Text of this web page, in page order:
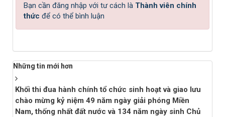
Bạn cần đăng nhập với tư cách là Thành viên chính
thức để có thể bình luận
Những tin mới hơn
Khối thi đua hành chính tổ chức sinh hoạt và giao lưu
chào mừng kỷ niệm 49 năm ngày giải phóng Miền
Nam, thống nhất đất nước và 134 năm ngày sinh Chủ